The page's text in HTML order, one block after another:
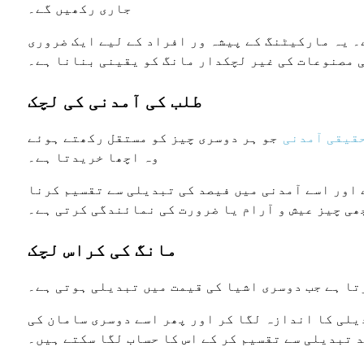
جاری رکھیں گے۔
یہ مارکیٹنگ کے پیشہ ور افراد کے لیے ایک ضروری
کی غیر لچکدار مانگ کو یقینی بنانا ہے۔
طلب کی آمدنی کی لچک
آمدنی جو ہر دوسری چیز کو مستقل رکھتے ہوئے
وہ اچھا خریدتا ہے۔
اسے آمدنی میں فیصد کی تبدیلی سے تقسیم کرنا
چیز عیش و آرام یا ضرورت کی نمائندگی کرتی ہے۔
مانگ کی کراس لچک
ہے جب دوسری اشیا کی قیمت میں تبدیلی ہوتی ہے۔
کا اندازہ لگا کر اور پھر اسے دوسری سامان کی
تبدیلی سے تقسیم کر کے اس کا حساب لگا سکتے ہیں۔